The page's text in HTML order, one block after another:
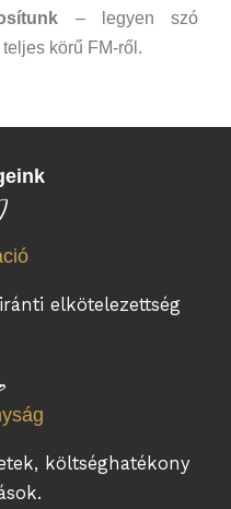
– legyen szó
körű FM-ről.
elkötelezettség
költséghatékony